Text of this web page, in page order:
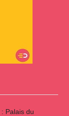
Palais du